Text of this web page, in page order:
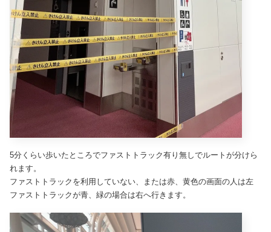
5分くらい歩いたところでファストトラック有り無しでルートが分けら
れます。
ファストトラックを利用していない、または赤、黄色の画面の人は左
ファストトラックが青、緑の場合は右へ行きます。